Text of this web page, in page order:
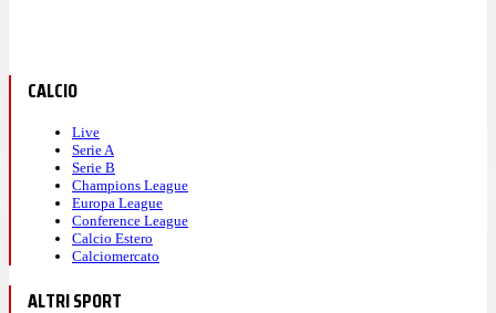
CALCIO
Live
Serie A
Serie B
Champions League
Europa League
Conference League
Calcio Estero
Calciomercato
ALTRI SPORT